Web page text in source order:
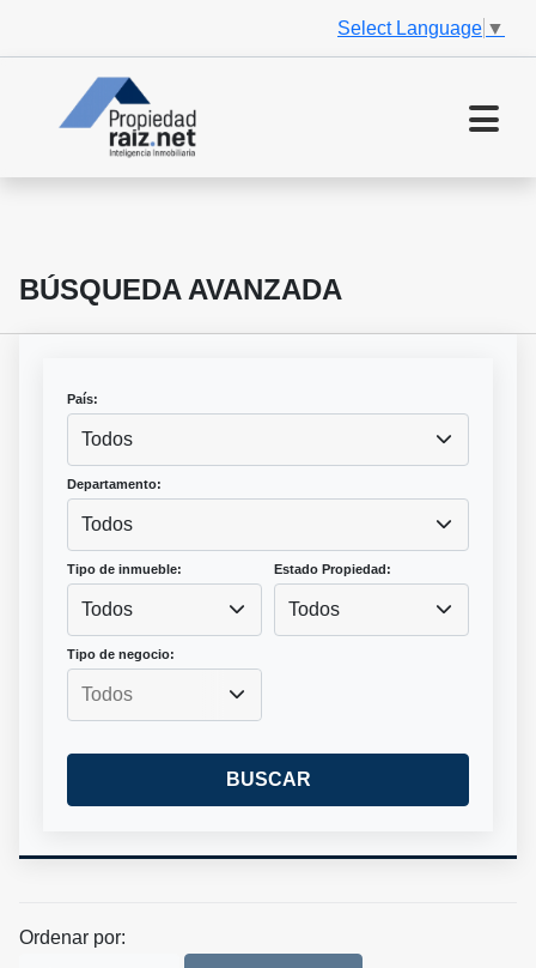
Select Language ▼
BÚSQUEDA AVANZADA
País:
Todos
Departamento:
Todos
Tipo de inmueble:
Todos
Estado Propiedad:
Todos
Tipo de negocio:
BUSCAR
Ordenar por: